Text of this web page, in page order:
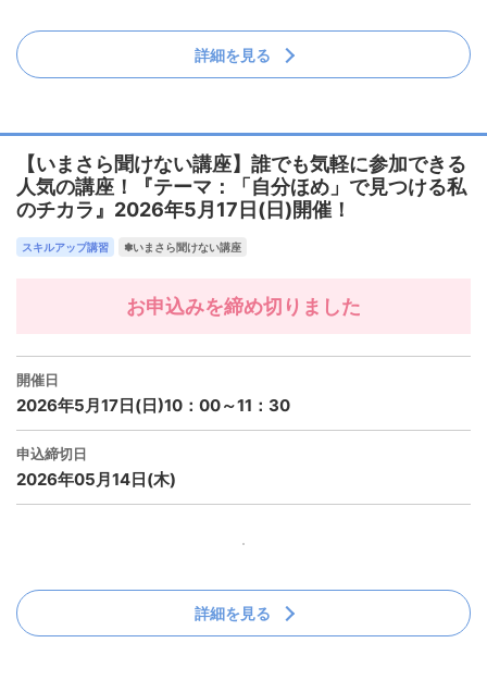
詳細を見る
【いまさら聞けない講座】誰でも気軽に参加できる
人気の講座！『テーマ：「自分ほめ」で見つける私
のチカラ』2026年5月17日(日)開催！
スキルアップ講習 ✽いまさら聞けない講座
お申込みを締め切りました
開催日
2026年5月17日(日)10：00～11：30
申込締切日
2026年05月14日(木)
詳細を見る